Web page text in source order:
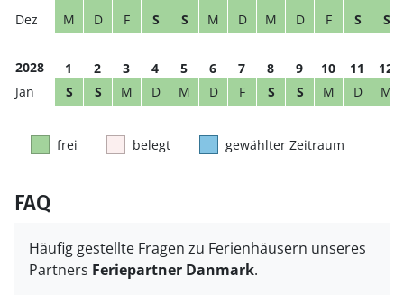
M
D F S S M D M D F S S
2028 1 2 3 4 5 6 7 8 9 10 11
12
S
S M D M D F S S M D M
frei belegt gewählter Zeitraum
FAQ
Häufig gestellte Fragen zu Ferienhäusern unseres
Partners Feriepartner Danmark.